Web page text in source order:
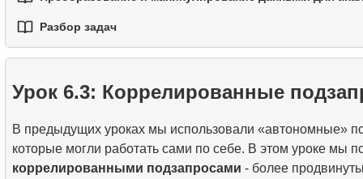
2. Операторы TRUNCATE и DROP TABLE
Написание эффективных SQL-запросов
Как работает B-tree индекс
4. Введение в SQL-индексы
1.Практическая обработка строк в SQL
анализа данных
Разбор задач
1.Самый быстрый вариант перелета
2.Рассчитать среднюю заполняемость рейсов
3.Карта мест в самолете
Урок 6.3: Коррелированные
В предыдущих уроках мы использовали «автономные»
которые могли работать сами по себе. В этом уроке мы
коррелированными подзапросами - более